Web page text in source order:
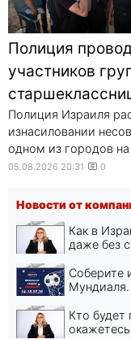
Полиция
участников
Полиция Израиля
изнасиловании
одном из городов
05.08.2026 20:31 0
Новости от
Как в
даже без
Соберите
Мундиаля.
Кто будет